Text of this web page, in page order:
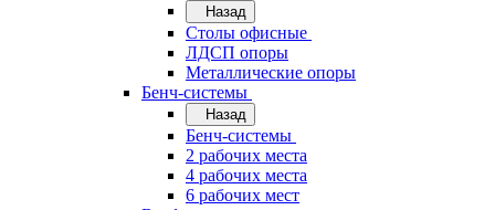
Назад
Cтолы офисные
ЛДСП опоры
Металлические опоры
Бенч-системы
Назад
Бенч-системы
2 рабочих места
4 рабочих места
6 рабочих мест